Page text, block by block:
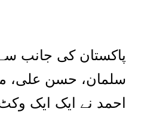
پاکستان کی جانب
سلمان، حسن علی،
احمد نے ایک ایک